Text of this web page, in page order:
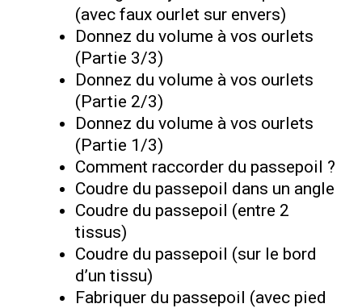
(avec faux ourlet sur envers)
Donnez du volume à vos ourlets
(Partie 3/3)
Donnez du volume à vos ourlets
(Partie 2/3)
Donnez du volume à vos ourlets
(Partie 1/3)
Comment raccorder du passepoil ?
Coudre du passepoil dans un angle
Coudre du passepoil (entre 2
tissus)
Coudre du passepoil (sur le bord
d’un tissu)
Fabriquer du passepoil (avec pied